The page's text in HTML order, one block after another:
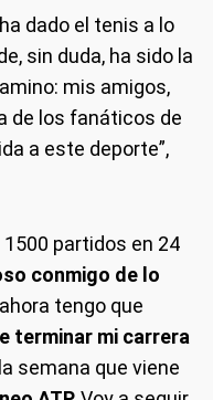
dado el tenis a lo
sin duda, ha sido la
mis amigos,
de los fanáticos de
a este deporte”,
partidos en 24
conmigo de lo
tengo que
terminar mi carrera
semana que viene